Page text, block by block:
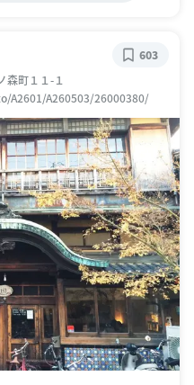
森町１１-１
A260503/26000380/
603